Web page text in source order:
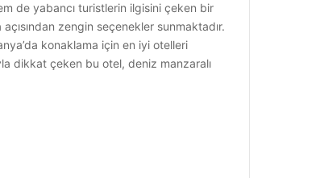
de yabancı turistlerin ilgisini çeken bir
zengin seçenekler sunmaktadır.
konaklama için en iyi otelleri
dikkat çeken bu otel, deniz manzaralı